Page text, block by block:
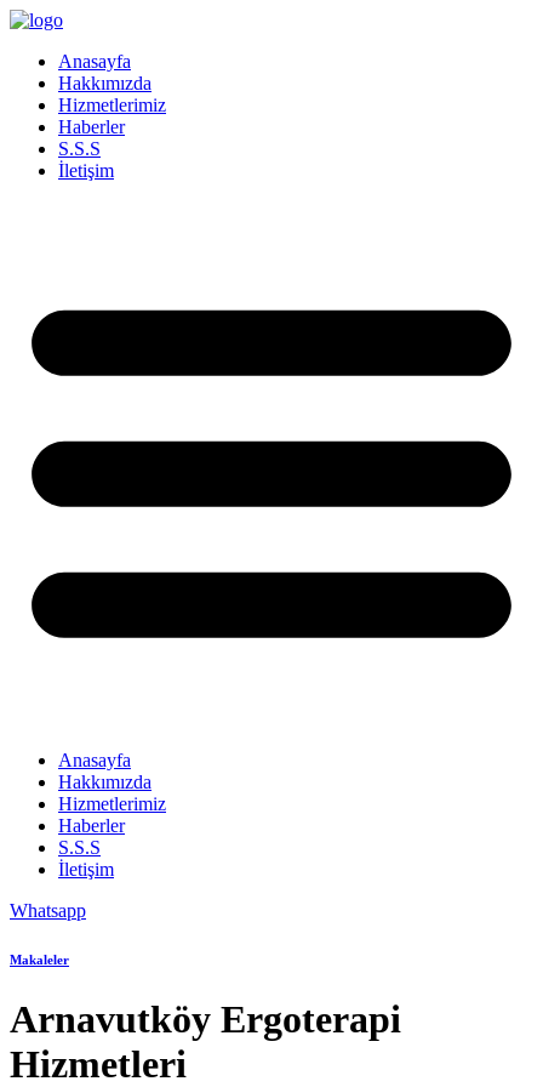
İçeriğe
Anasayfa
Hakkımızda
Hizmetlerimiz
Haberler
S.S.S
İletişim
Anasayfa
Hakkımızda
Hizmetlerimiz
Haberler
S.S.S
İletişim
Whatsapp
Makaleler
Arnavutköy Ergoterapi
Hizmetleri